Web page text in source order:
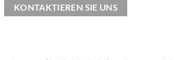
KONTAK­TIEREN SIE UNS